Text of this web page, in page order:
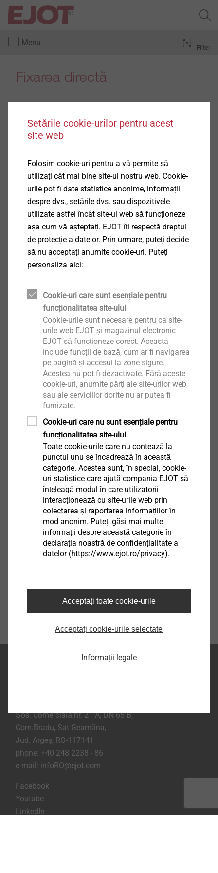
Menu
Fixarea directă
Produse
Filter
Pistol pentru implantarea
bolțurilor P560
Vizualizare produs
Fixarea directă
Vizualizare produs
înmagazinate pentru P560
Fixarea directă
Vizualizare produs
Partea superioara a
Șos. Comercială nr. 21 A, DN 65 B,
Com.Bradu, Sat Geamăna,
Jud. Argeș, RO-117141
phone: +40 248 2238 - 86
e-mail: infoRO@ejot.com
Facebook
Youtube
LinkedIn
Setările cookie-urilor pentru acest
site web
Folosim cookie-uri pentru a vă permite să
utilizați cât mai bine site-ul nostru web. Cookie-
urile pot fi date statistice anonime, informații
despre dvs., setările dvs. sau dispozitivele
utilizate astfel încât site-ul web să funcționeze
așa cum vă așteptați. EJOT îți respectă dreptul
de protecție a datelor. Prin urmare, puteți decide
să nu acceptați anumite cookie-uri. Puteți
personaliza aici:
Cookie-uri care sunt esențiale pentru
funcționalitatea site-ului
Cookie-urile sunt necesare pentru ca site-
urile web EJOT și magazinul electronic
EJOT să funcționeze corect. Aceasta
include funcții de bază, cum ar fi navigarea
pe pagină și accesul la zone sigure.
Acestea nu pot fi dezactivate. Fără aceste
cookie-uri, anumite părți ale site-urilor web
sau ale serviciilor dorite nu ar putea fi
furnizate.
Cookie-uri care nu sunt esențiale pentru
funcționalitatea site-ului
Toate cookie-urile care nu contează la
punctul unu se încadrează în această
categorie. Acestea sunt, în special, cookie-
uri statistice care ajută compania EJOT să
înțeleagă modul în care utilizatorii
interacționează cu site-urile web prin
colectarea și raportarea informațiilor în
mod anonim. Puteți găsi mai multe
informații despre această categorie în
declarația noastră de confidențialitate a
datelor (https://www.ejot.ro/privacy).
Acceptați toate cookie-urile
Acceptați cookie-urile selectate
Informații legale